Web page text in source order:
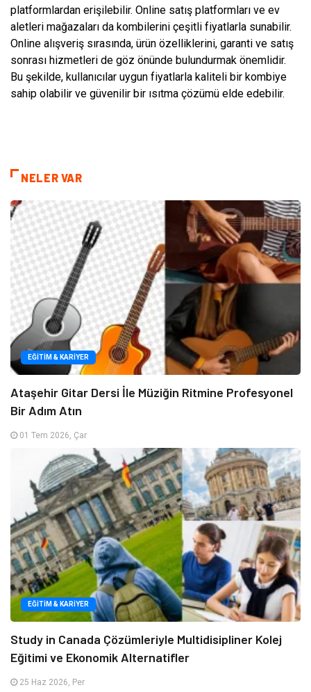
platformlardan erişilebilir. Online satış platformları ve ev
aletleri mağazaları da kombilerini çeşitli fiyatlarla sunabilir.
Online alışveriş sırasında, ürün özelliklerini, garanti ve satış
sonrası hizmetleri de göz önünde bulundurmak önemlidir.
Bu şekilde, kullanıcılar uygun fiyatlarla kaliteli bir kombiye
sahip olabilir ve güvenilir bir ısıtma çözümü elde edebilir.
NELER VAR
EĞITIM & KARIYER
Ataşehir Gitar Dersi İle Müziğin Ritmine Profesyonel
Bir Adım Atın
01 Tem 2026, Çar
EĞITIM & KARIYER
Study in Canada Çözümleriyle Multidisipliner Kolej
Eğitimi ve Ekonomik Alternatifler
25 Haz 2026, Per